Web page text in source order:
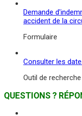
Demande
accident de la
Formulaire
Consulter les
Outil de recherche
QUESTIONS ?